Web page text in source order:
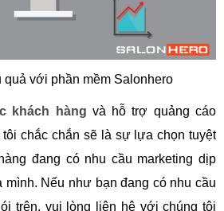
quả với phần mềm Salonhero
khách hàng và hỗ trợ quảng cáo
tôichắc chắn sẽ là sự lựa chọn tuyệt
đang có nhu cầu marketing dịp
mình. Nếu như bạn đang có nhu cầu
trên, vui lòng liên hệ với chúng tôi